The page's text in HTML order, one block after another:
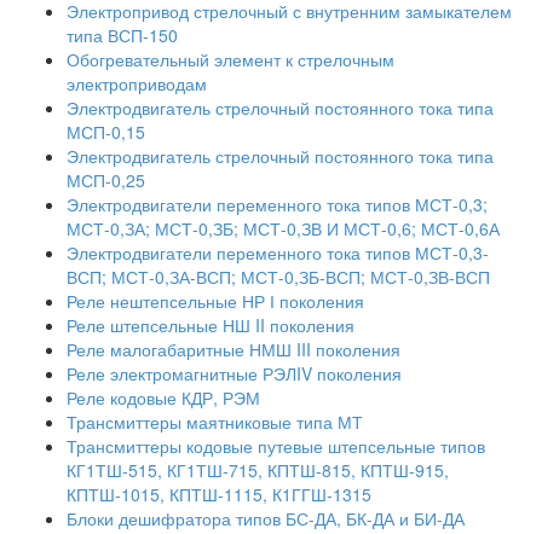
Электропривод стрелочный с внутренним замыкателем
типа ВСП-150
Обогревательный элемент к стрелочным
электроприводам
Электродвигатель стрелочный постоянного тока типа
МСП-0,15
Электродвигатель стрелочный постоянного тока типа
МСП-0,25
Электродвигатели переменного тока типов МСТ-0,3;
МСТ-0,ЗА; МСТ-0,ЗБ; МСТ-0,ЗВ И МСТ-0,6; МСТ-0,6А
Электродвигатели переменного тока типов МСТ-0,3-
ВСП; МСТ-0,ЗА-ВСП; МСТ-0,ЗБ-ВСП; МСТ-0,ЗВ-ВСП
Реле нештепсельные НР І поколения
Реле штепсельные НШ II поколения
Реле малогабаритные НМШ III поколения
Реле электромагнитные РЭЛIV поколения
Реле кодовые КДР, РЭМ
Трансмиттеры маятниковые типа МТ
Трансмиттеры кодовые путевые штепсельные типов
КГ1ТШ-515, КГ1ТШ-715, КПТШ-815, КПТШ-915,
КПТШ-1015, КПТШ-1115, К1ГГШ-1315
Блоки дешифратора типов БС-ДА, БК-ДА и БИ-ДА